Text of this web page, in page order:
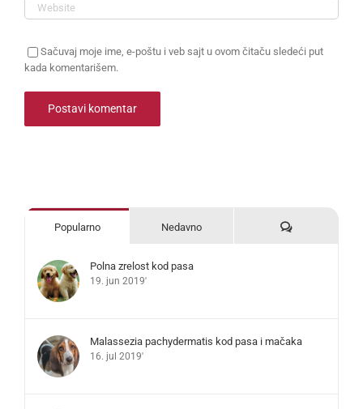
Sačuvaj moje ime, e-poštu i veb sajt u ovom čitaču sledeći put
kada komentarišem.
Popularno Nedavno Komentari
Polna zrelost kod pasa
19. jun 2019'
Malassezia pachydermatis kod pasa i mačaka
16. jul 2019'